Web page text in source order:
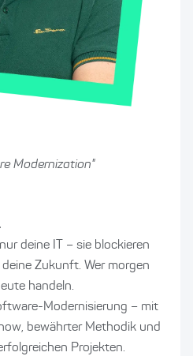
Modernization"
deine IT – sie blockieren
Zukunft. Wer morgen
handeln.
Modernisierung – mit
bewährter Methodik und
Projekten.